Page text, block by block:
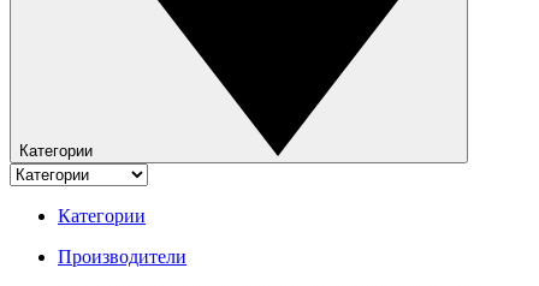
Категории
Категории
Производители